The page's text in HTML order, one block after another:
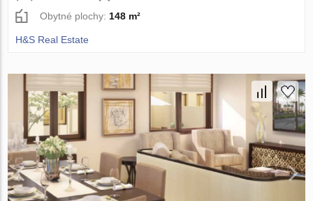
Obytné plochy: 148 m²
H&S Real Estate